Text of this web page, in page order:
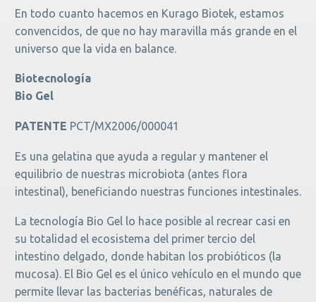
En todo cuanto hacemos en Kurago Biotek, estamos
convencidos, de que no hay maravilla más grande en el
universo que la vida en balance.
Biotecnología
Bio Gel
PATENTE PCT/MX2006/000041
Es una gelatina que ayuda a regular y mantener el
equilibrio de nuestras microbiota (antes flora
intestinal), beneficiando nuestras funciones intestinales.
La tecnología Bio Gel lo hace posible al recrear casi en
su totalidad el ecosistema del primer tercio del
intestino delgado, donde habitan los probióticos (la
mucosa). El Bio Gel es el único vehículo en el mundo que
permite llevar las bacterias benéficas, naturales de